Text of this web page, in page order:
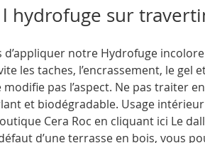
hydrofuge sur
notre Hydrofuge
les taches, l’encrassement, le gel
pas l’aspect. Ne pas traiter
et biodégradable. Usage
Cera Roc en cliquant ici Le
d’une terrasse en bois, vous